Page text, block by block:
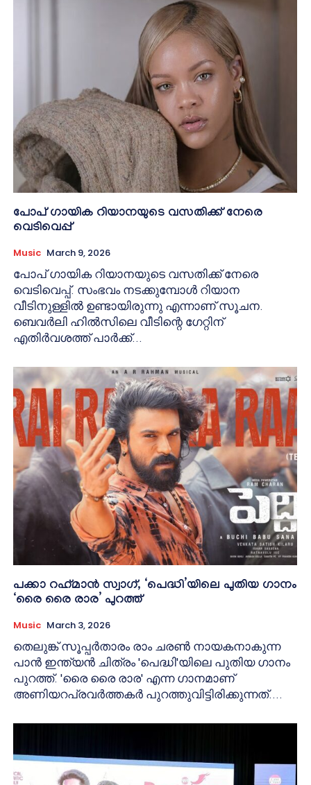
പോപ് ഗായിക റിയാനയുടെ വസതിക്ക് നേരെ
വെടിവെപ്പ്
Music March 9, 2026
പോപ് ഗായിക റിയാനയുടെ വസതിക്ക് നേരെ
വെടിവെപ്പ്. സംഭവം നടക്കുമ്പോൾ റിയാന
വീടിനുള്ളിൽ ഉണ്ടായിരുന്നു എന്നാണ് സൂചന.
ബെവർലി ഹിൽസിലെ വീടിന്റെ ഗേറ്റിന്
എതിർവശത്ത് പാർക്ക്...
പക്കാ റഹ്‌മാൻ സ്വാഗ്, ‘പെദ്ധി’യിലെ പുതിയ ഗാനം
‘രൈ രൈ രാര’ പുറത്ത്
Music March 3, 2026
തെലുങ്ക് സൂപ്പർതാരം രാം ചരൺ നായകനാകുന്ന
പാൻ ഇന്ത്യൻ ചിത്രം 'പെദ്ധി'യിലെ പുതിയ ഗാനം
പുറത്ത്. 'രൈ രൈ രാര' എന്ന ഗാനമാണ്
അണിയറപ്രവർത്തകർ പുറത്തുവിട്ടിരിക്കുന്നത്....